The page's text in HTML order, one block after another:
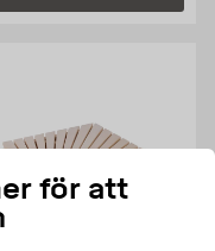
för att